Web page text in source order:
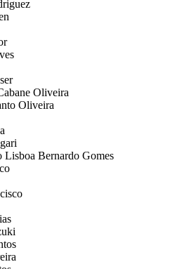
Oliveira
Oliveira
Lisboa Bernardo Gomes